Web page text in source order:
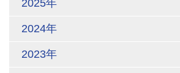
2025年
2024年
2023年